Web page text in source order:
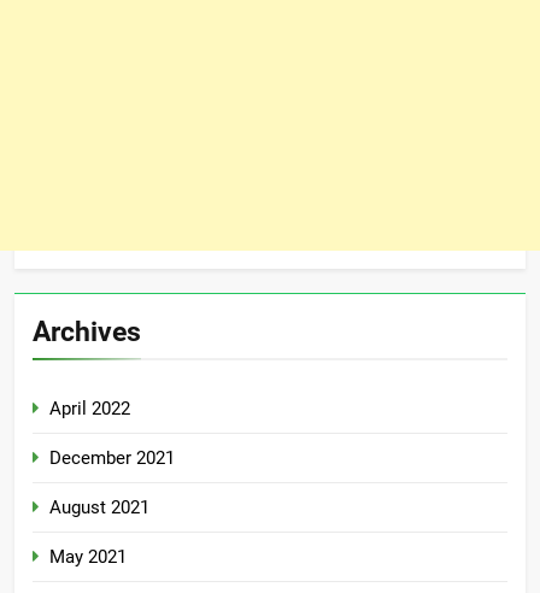
Archives
April 2022
December 2021
August 2021
May 2021